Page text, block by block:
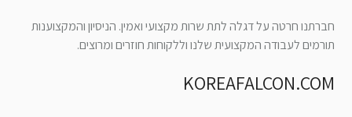
חברתנו חרטה על דגלה לתת שרות מקצועי ואמין. הניסיון והמקצוענות
תורמים לעבודה המקצועית שלנו וללקוחות חוזרים ומרוצים.
KOREAFALCON.COM